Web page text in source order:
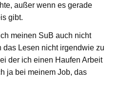
außer wenn es gerade
gibt.
meinen SuB auch nicht
das Lesen nicht irgendwie zu
der ich einen Haufen Arbeit
ja bei meinem Job, das